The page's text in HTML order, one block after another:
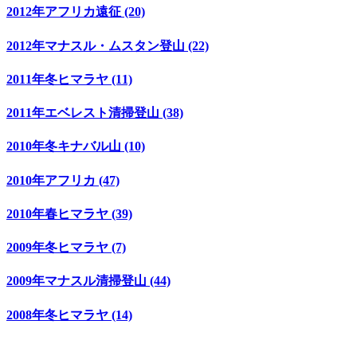
2012年アフリカ遠征 (20)
2012年マナスル・ムスタン登山 (22)
2011年冬ヒマラヤ (11)
2011年エベレスト清掃登山 (38)
2010年冬キナバル山 (10)
2010年アフリカ (47)
2010年春ヒマラヤ (39)
2009年冬ヒマラヤ (7)
2009年マナスル清掃登山 (44)
2008年冬ヒマラヤ (14)